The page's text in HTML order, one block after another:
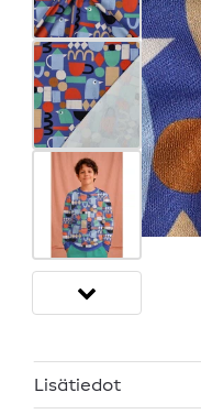
Lisätiedot